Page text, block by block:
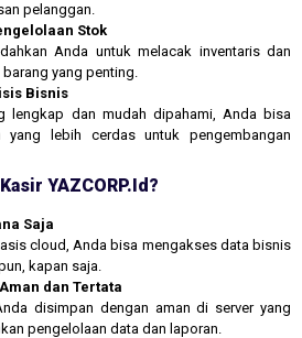
pelanggan.
Stok
Anda untuk melacak inventaris dan
yang penting.
Bisnis
lengkap dan mudah dipahami, Anda bisa
yang lebih cerdas untuk pengembangan
YAZCORP.id?
Saja
cloud, Anda bisa mengakses data bisnis
kapan saja.
dan Tertata
disimpan dengan aman di server yang
pengelolaan data dan laporan.